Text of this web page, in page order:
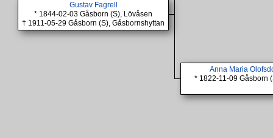
Gustav Fagrell
* 1844-02-03 Gåsborn (S), Lövåsen
† 1911-05-29 Gåsborn (S), Gåsbornshyttan
Anna Maria
* 1822-11-09 Gåsborn